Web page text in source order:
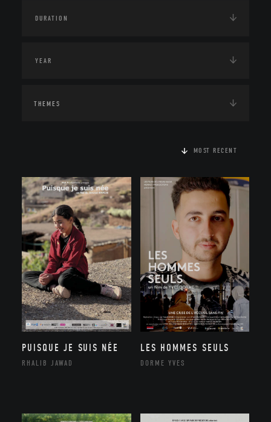
THEMES
MOST RECENT
PUISQUE JE SUIS NÉE
RHALIB JAWAD
LES HOMMES SEULS
DORME YVES